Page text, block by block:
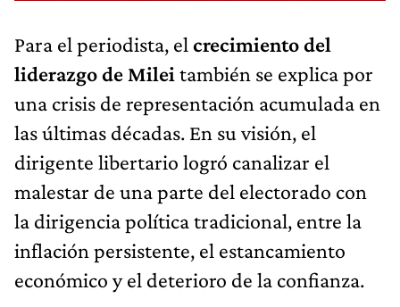
Para el periodista, el crecimiento del
liderazgo de Milei también se explica por
una crisis de representación acumulada en
las últimas décadas. En su visión, el
dirigente libertario logró canalizar el
malestar de una parte del electorado con
la dirigencia política tradicional, entre la
inflación persistente, el estancamiento
económico y el deterioro de la confianza.